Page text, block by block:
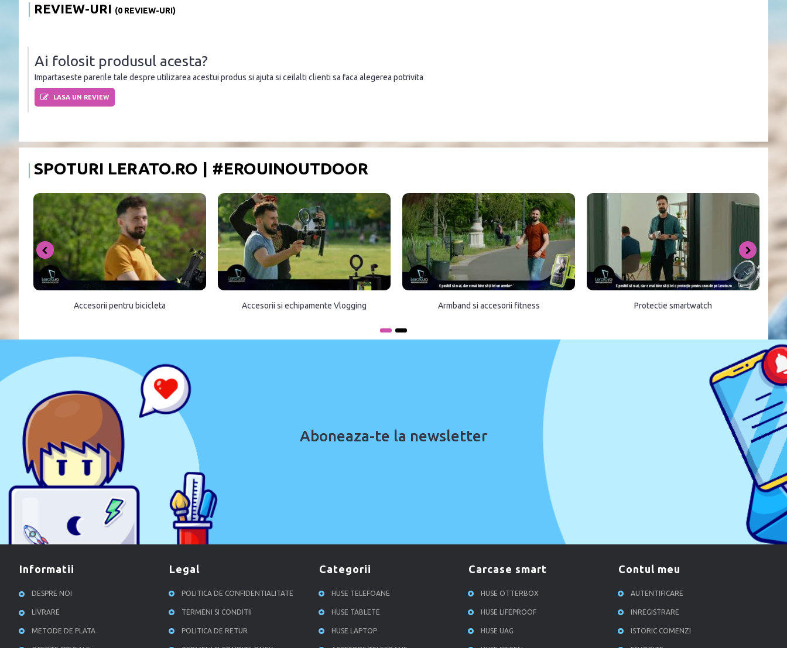
REVIEW-URI (0 REVIEW-URI)
Ai folosit produsul acesta?
Impartaseste parerile tale despre utilizarea acestui produs si ajuta si ceilalti clienti sa faca alegerea potrivita
LASA UN REVIEW
SPOTURI LERATO.RO | #EROUINOUTDOOR
Accesorii pentru bicicleta Accesorii si echipamente Vlogging Armband si accesorii fitness Protectie smartwatch
Aboneaza-te la newsletter
informatii
DESPRE NOI
LIVRARE
METODE DE PLATA
legal
POLITICA DE CONFIDENTIALITATE
TERMENI SI CONDITII
POLITICA DE RETUR
categorii
HUSE TELEFOANE
HUSE TABLETE
HUSE LAPTOP
carcase smart
HUSE OTTERBOX
HUSE LIFEPROOF
HUSE UAG
contul meu
AUTENTIFICARE
INREGISTRARE
ISTORIC COMENZI